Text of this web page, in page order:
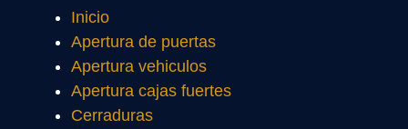
Inicio
Apertura de puertas
Apertura vehiculos
Apertura cajas fuertes
Cerraduras